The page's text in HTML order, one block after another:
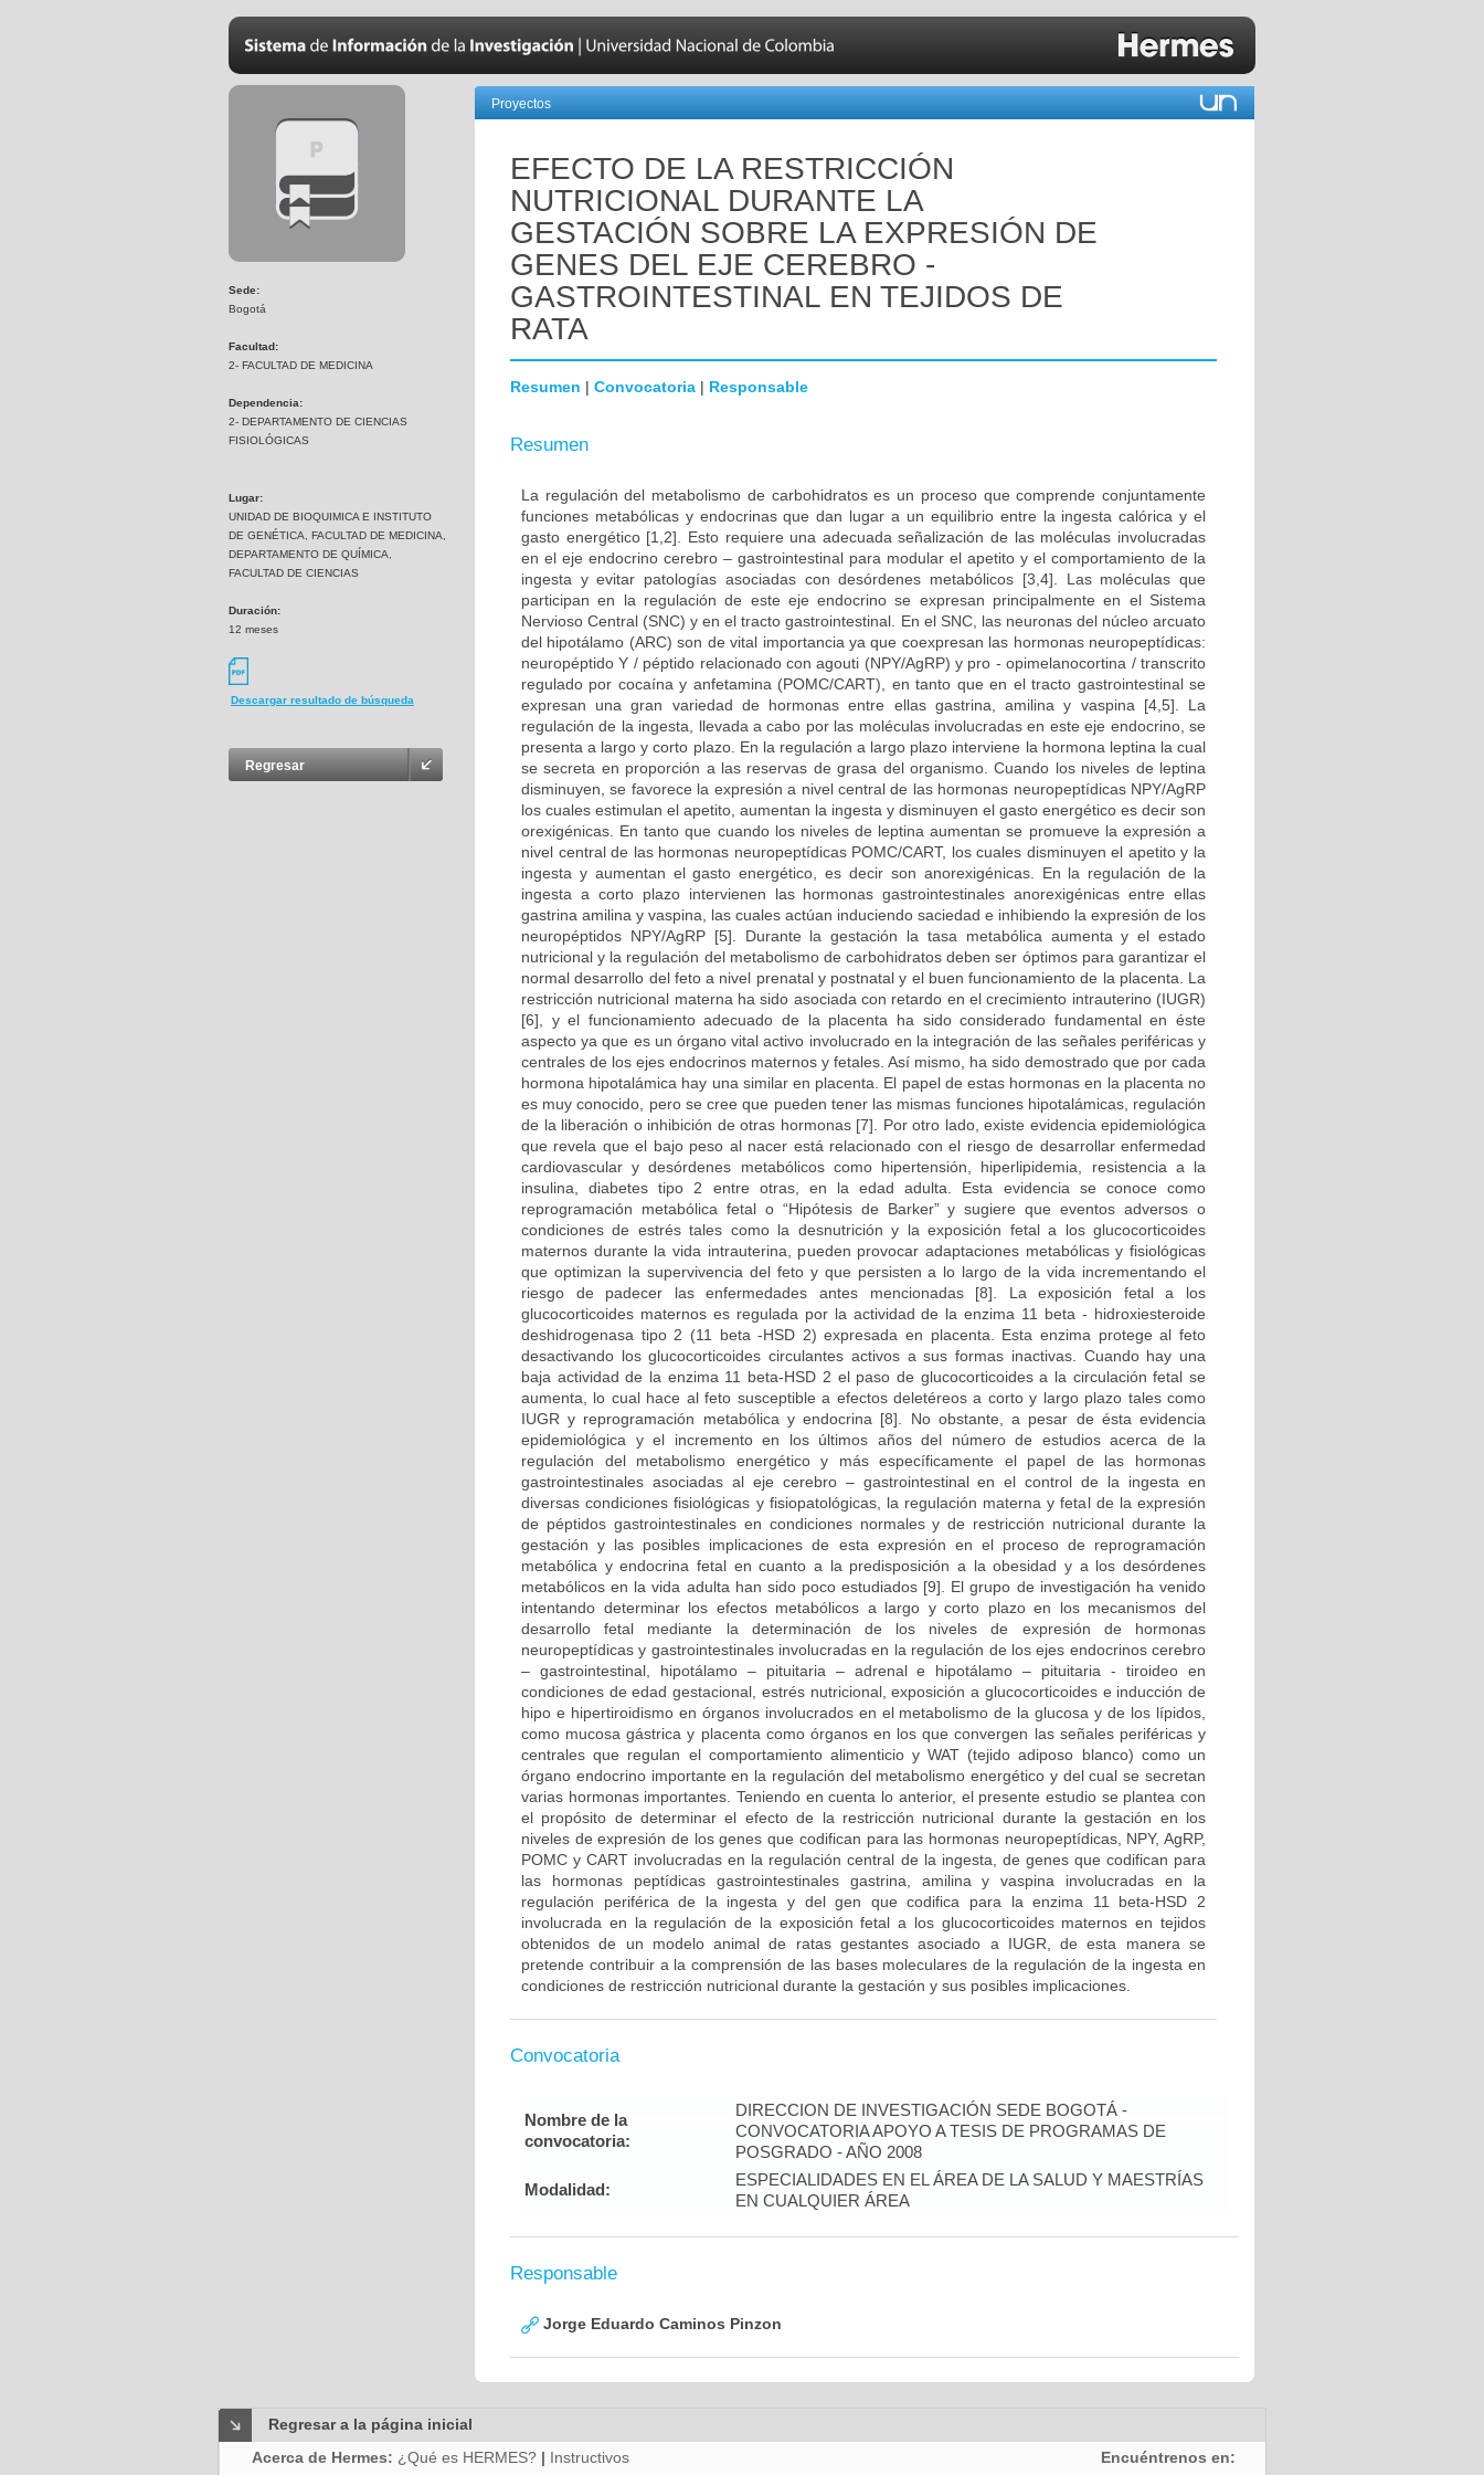
Sede:
Bogotá
Facultad:
2- FACULTAD DE MEDICINA
Dependencia:
2- DEPARTAMENTO DE CIENCIAS
FISIOLÓGICAS
Lugar:
UNIDAD DE BIOQUIMICA E INSTITUTO
DE GENÉTICA, FACULTAD DE MEDICINA,
DEPARTAMENTO DE QUÍMICA,
FACULTAD DE CIENCIAS
Duración:
12 meses
Descargar resultado de búsqueda
Regresar
Proyectos
EFECTO DE LA RESTRICCIÓN
NUTRICIONAL DURANTE LA
GESTACIÓN SOBRE LA EXPRESIÓN DE
GENES DEL EJE CEREBRO -
GASTROINTESTINAL EN TEJIDOS DE
RATA
Resumen | Convocatoria | Responsable
Resumen
La regulación del metabolismo de carbohidratos es un proceso que comprende conjuntamente
funciones metabólicas y endocrinas que dan lugar a un equilibrio entre la ingesta calórica y el
gasto energético [1,2]. Esto requiere una adecuada señalización de las moléculas involucradas
en el eje endocrino cerebro – gastrointestinal para modular el apetito y el comportamiento de la
ingesta y evitar patologías asociadas con desórdenes metabólicos [3,4]. Las moléculas que
participan en la regulación de este eje endocrino se expresan principalmente en el Sistema
Nervioso Central (SNC) y en el tracto gastrointestinal. En el SNC, las neuronas del núcleo arcuato
del hipotálamo (ARC) son de vital importancia ya que coexpresan las hormonas neuropeptídicas:
neuropéptido Y / péptido relacionado con agouti (NPY/AgRP) y pro - opimelanocortina / transcrito
regulado por cocaína y anfetamina (POMC/CART), en tanto que en el tracto gastrointestinal se
expresan una gran variedad de hormonas entre ellas gastrina, amilina y vaspina [4,5]. La
regulación de la ingesta, llevada a cabo por las moléculas involucradas en este eje endocrino, se
presenta a largo y corto plazo. En la regulación a largo plazo interviene la hormona leptina la cual
se secreta en proporción a las reservas de grasa del organismo. Cuando los niveles de leptina
disminuyen, se favorece la expresión a nivel central de las hormonas neuropeptídicas NPY/AgRP
los cuales estimulan el apetito, aumentan la ingesta y disminuyen el gasto energético es decir son
orexigénicas. En tanto que cuando los niveles de leptina aumentan se promueve la expresión a
nivel central de las hormonas neuropeptídicas POMC/CART, los cuales disminuyen el apetito y la
ingesta y aumentan el gasto energético, es decir son anorexigénicas. En la regulación de la
ingesta a corto plazo intervienen las hormonas gastrointestinales anorexigénicas entre ellas
gastrina amilina y vaspina, las cuales actúan induciendo saciedad e inhibiendo la expresión de los
neuropéptidos NPY/AgRP [5]. Durante la gestación la tasa metabólica aumenta y el estado
nutricional y la regulación del metabolismo de carbohidratos deben ser óptimos para garantizar el
normal desarrollo del feto a nivel prenatal y postnatal y el buen funcionamiento de la placenta. La
restricción nutricional materna ha sido asociada con retardo en el crecimiento intrauterino (IUGR)
[6], y el funcionamiento adecuado de la placenta ha sido considerado fundamental en éste
aspecto ya que es un órgano vital activo involucrado en la integración de las señales periféricas y
centrales de los ejes endocrinos maternos y fetales. Así mismo, ha sido demostrado que por cada
hormona hipotalámica hay una similar en placenta. El papel de estas hormonas en la placenta no
es muy conocido, pero se cree que pueden tener las mismas funciones hipotalámicas, regulación
de la liberación o inhibición de otras hormonas [7]. Por otro lado, existe evidencia epidemiológica
que revela que el bajo peso al nacer está relacionado con el riesgo de desarrollar enfermedad
cardiovascular y desórdenes metabólicos como hipertensión, hiperlipidemia, resistencia a la
insulina, diabetes tipo 2 entre otras, en la edad adulta. Esta evidencia se conoce como
reprogramación metabólica fetal o “Hipótesis de Barker” y sugiere que eventos adversos o
condiciones de estrés tales como la desnutrición y la exposición fetal a los glucocorticoides
maternos durante la vida intrauterina, pueden provocar adaptaciones metabólicas y fisiológicas
que optimizan la supervivencia del feto y que persisten a lo largo de la vida incrementando el
riesgo de padecer las enfermedades antes mencionadas [8]. La exposición fetal a los
glucocorticoides maternos es regulada por la actividad de la enzima 11 beta - hidroxiesteroide
deshidrogenasa tipo 2 (11 beta -HSD 2) expresada en placenta. Esta enzima protege al feto
desactivando los glucocorticoides circulantes activos a sus formas inactivas. Cuando hay una
baja actividad de la enzima 11 beta-HSD 2 el paso de glucocorticoides a la circulación fetal se
aumenta, lo cual hace al feto susceptible a efectos deletéreos a corto y largo plazo tales como
IUGR y reprogramación metabólica y endocrina [8]. No obstante, a pesar de ésta evidencia
epidemiológica y el incremento en los últimos años del número de estudios acerca de la
regulación del metabolismo energético y más específicamente el papel de las hormonas
gastrointestinales asociadas al eje cerebro – gastrointestinal en el control de la ingesta en
diversas condiciones fisiológicas y fisiopatológicas, la regulación materna y fetal de la expresión
de péptidos gastrointestinales en condiciones normales y de restricción nutricional durante la
gestación y las posibles implicaciones de esta expresión en el proceso de reprogramación
metabólica y endocrina fetal en cuanto a la predisposición a la obesidad y a los desórdenes
metabólicos en la vida adulta han sido poco estudiados [9]. El grupo de investigación ha venido
intentando determinar los efectos metabólicos a largo y corto plazo en los mecanismos del
desarrollo fetal mediante la determinación de los niveles de expresión de hormonas
neuropeptídicas y gastrointestinales involucradas en la regulación de los ejes endocrinos cerebro
– gastrointestinal, hipotálamo – pituitaria – adrenal e hipotálamo – pituitaria - tiroideo en
condiciones de edad gestacional, estrés nutricional, exposición a glucocorticoides e inducción de
hipo e hipertiroidismo en órganos involucrados en el metabolismo de la glucosa y de los lípidos,
como mucosa gástrica y placenta como órganos en los que convergen las señales periféricas y
centrales que regulan el comportamiento alimenticio y WAT (tejido adiposo blanco) como un
órgano endocrino importante en la regulación del metabolismo energético y del cual se secretan
varias hormonas importantes. Teniendo en cuenta lo anterior, el presente estudio se plantea con
el propósito de determinar el efecto de la restricción nutricional durante la gestación en los
niveles de expresión de los genes que codifican para las hormonas neuropeptídicas, NPY, AgRP,
POMC y CART involucradas en la regulación central de la ingesta, de genes que codifican para
las hormonas peptídicas gastrointestinales gastrina, amilina y vaspina involucradas en la
regulación periférica de la ingesta y del gen que codifica para la enzima 11 beta-HSD 2
involucrada en la regulación de la exposición fetal a los glucocorticoides maternos en tejidos
obtenidos de un modelo animal de ratas gestantes asociado a IUGR, de esta manera se
pretende contribuir a la comprensión de las bases moleculares de la regulación de la ingesta en
condiciones de restricción nutricional durante la gestación y sus posibles implicaciones.
Convocatoria
Nombre de la
convocatoria:
DIRECCION DE INVESTIGACIÓN SEDE BOGOTÁ -
CONVOCATORIA APOYO A TESIS DE PROGRAMAS DE
POSGRADO - AÑO 2008
Modalidad:
ESPECIALIDADES EN EL ÁREA DE LA SALUD Y MAESTRÍAS
EN CUALQUIER ÁREA
Responsable
Jorge Eduardo Caminos Pinzon
Regresar a la página inicial
Acerca de Hermes: ¿Qué es HERMES? | Instructivos Encuéntrenos en: